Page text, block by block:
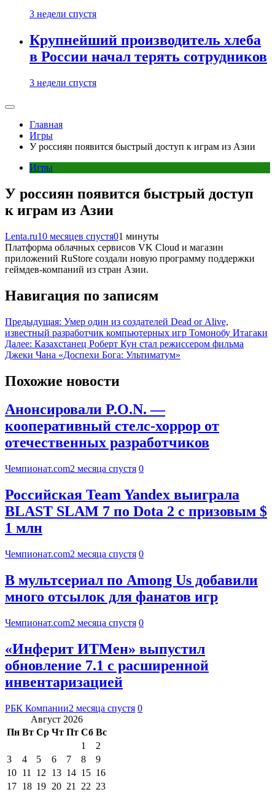
3 недели спустя
Крупнейший производитель хлеба
в России начал терять сотрудников
3 недели спустя
Главная
Игры
У россиян появится быстрый доступ к играм из Азии
Игры
У россиян появится быстрый доступ
к играм из Азии
Lenta.ru10 месяцев спустя01 минуты
Платформа облачных сервисов VK Cloud и магазин
приложений RuStore создали новую программу поддержки
геймдев-компаний из стран Азии.
Навигация по записям
Предыдущая: Умер один из создателей Dead or Alive,
известный разработчик компьютерных игр Томонобу Итагаки
Далее: Казахстанец Роберт Кун стал режиссером фильма
Джеки Чана «Доспехи Бога: Ультиматум»
Похожие новости
Анонсировали P.O.N. —
кооперативный стелс-хоррор от
отечественных разработчиков
Чемпионат.com2 месяца спустя 0
Российская Team Yandex выиграла
BLAST SLAM 7 по Dota 2 с призовым $
1 млн
Чемпионат.com2 месяца спустя 0
В мультсериал по Among Us добавили
много отсылок для фанатов игр
Чемпионат.com2 месяца спустя 0
«Инферит ИТМен» выпустил
обновление 7.1 с расширенной
инвентаризацией
РБК Компании2 месяца спустя 0
Август 2026
Пн Вт Ср Чт Пт Сб Вс
1
2
3
4 5 6 7 8
9
10 11 12 13 14 15 16
17 18 19 20 21 22 23